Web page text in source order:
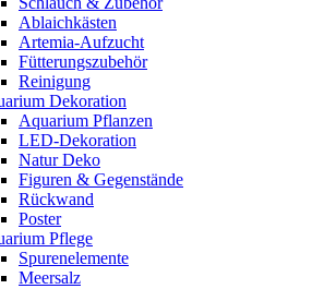
Ablaichkästen
Artemia-Aufzucht
Fütterungszubehör
Reinigung
Dekoration
Aquarium Pflanzen
LED-Dekoration
Natur Deko
Figuren & Gegenstände
Rückwand
Poster
Pflege
Spurenelemente
Meersalz